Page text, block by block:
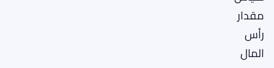
مقدار
رأس
المال